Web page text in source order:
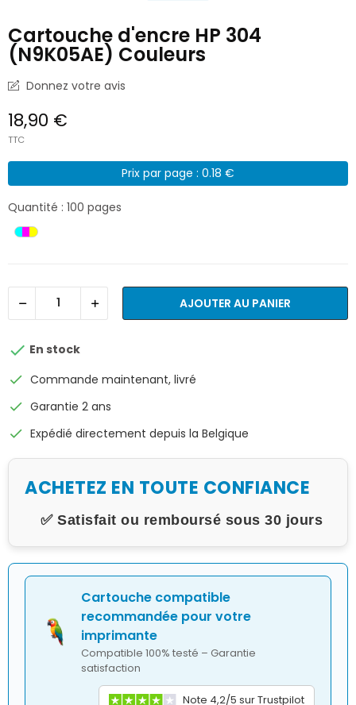
Cartouche d'encre HP 304
(N9K05AE) Couleurs
Donnez votre avis
18,90 €
TTC
Prix par page : 0.18 €
Quantité : 100 pages
AJOUTER AU PANIER
 En stock
check Commande maintenant, livré
check Garantie 2 ans
check Expédié directement depuis la Belgique
ACHETEZ EN TOUTE CONFIANCE
✅ Satisfait ou remboursé sous 30 jours
Cartouche compatible
recommandée pour votre
imprimante
Compatible 100% testé – Garantie
satisfaction
Note 4,2/5 sur Trustpilot